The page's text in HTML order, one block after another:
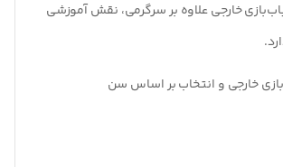
خارجی علاوه بر سرگرمی، نقش آموزشی